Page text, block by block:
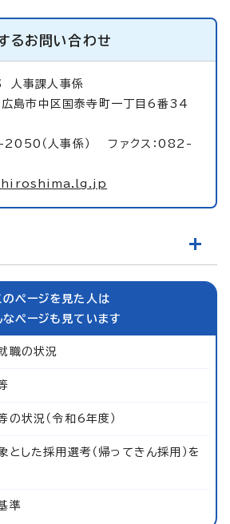
るお問い合わせ
人事課人事係
市中区国泰寺町一丁目6番34
（人事係） ファクス：082-
のページを見た人は
なページも見ています
職の状況
の状況（令和6年度）
とした採用選考（帰ってきん採用）を
準